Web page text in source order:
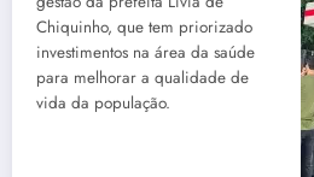
Chiquinho, que tem priorizado
investimentos na área da saúde
para melhorar a qualidade de
vida da população.